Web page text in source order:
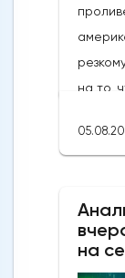
на